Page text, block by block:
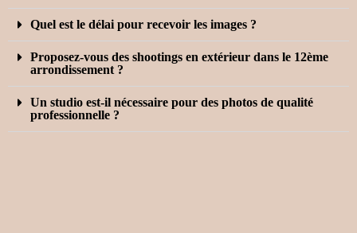
Quel est le délai pour recevoir les images ?
Proposez-vous des shootings en extérieur dans le 12ème
arrondissement ?
Un studio est-il nécessaire pour des photos de qualité
professionnelle ?